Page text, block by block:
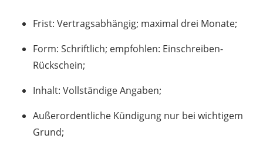
Frist: Vertragsabhängig; maximal drei Monate;
Form: Schriftlich; empfohlen: Einschreiben-
Rückschein;
Inhalt: Vollständige Angaben;
Außerordentliche Kündigung nur bei wichtigem
Grund;